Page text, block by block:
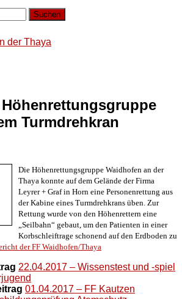
Höhenrettungsgruppe
Turmdrehkran
Die Höhenrettungsgruppe Waidhofen an der
Thaya konnte auf dem Gelände der Firma
Leyrer + Graf in Horn eine Personenrettung aus
der Kabine eines Turmdrehkrans üben. Zur
Rettung wurde von den Höhenrettern eine
„Seilbahn“ gebaut, um den Patienten in einer
Korbschleiftrage schonend auf den Erdboden zu
der FF Waidhofen/Thaya
22.04.2017 – Wissenstest und -spiel
01.04.2017 – FF Kautzen